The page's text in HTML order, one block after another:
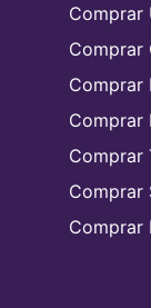
Comprar
Comprar
Comprar
Comprar
Comprar
Comprar
Comprar